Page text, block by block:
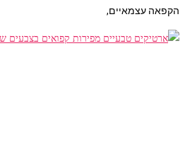
הקפאה עצמאיים,